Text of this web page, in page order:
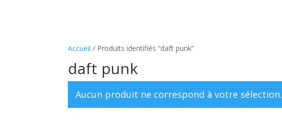
Accueil / Produits identifiés “daft punk”
daft punk
Aucun produit ne correspond à votre sélection.